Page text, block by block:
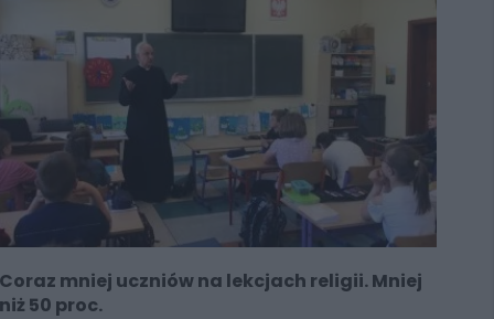
Coraz mniej uczniów na lekcjach religii. Mniej
niż 50 proc.